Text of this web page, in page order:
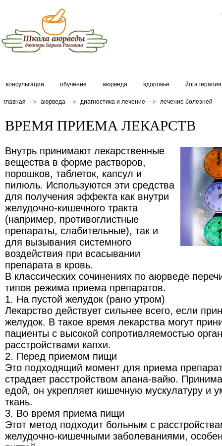
консультации обучение аюрведа здоровье йогатерапия
главная аюрведа диагностика и лечение лечение болезней
ВРЕМЯ ПРИЕМА ЛЕКАРСТВ
Внутрь принимают лекарственные
вещества в форме растворов,
порошков, таблеток, капсул и
пилюль. Используются эти средства
для получения эффекта как внутри
желудочно-кишечного тракта
(например, противоглистные
препараты, слабительные), так и
для вызывания системного
воздействия при всасывании
препарата в кровь.
В классических сочинениях по аюрведе
типов режима приема препаратов.
1. На пустой желудок (рано утром)
Лекарство действует сильнее всего, если
желудок. В такое время лекарства могут
пациенты с высокой сопротивляемостью
расстройствами капхи.
2. Перед приемом пищи
Это подходящий момент для приема
страдает расстройством апана-вайю.
едой, он укрепляет кишечную мускулатуру и
ткань.
3. Во время приема пищи
Этот метод подходит больным с
желудочно-кишечными заболеваниями,